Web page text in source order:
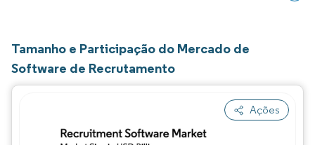
Tamanho e Participação do Mercado de
Software de Recrutamento
Ações